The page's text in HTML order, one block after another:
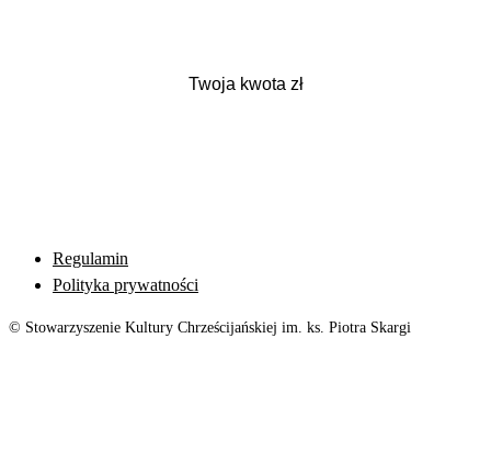
Regulamin
Polityka prywatności
© Stowarzyszenie Kultury Chrześcijańskiej im. ks. Piotra Skargi